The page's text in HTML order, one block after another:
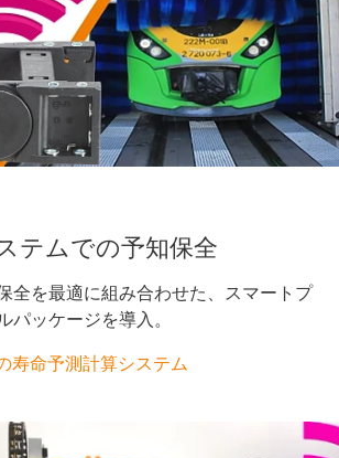
テムでの予知保全
全を最適に組み合わせた、スマートプ
パッケージを導入。
寿命予測計算システム